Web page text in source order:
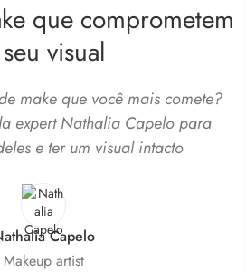
que comprometem
visual
make que você mais comete?
expert Nathalia Capelo para
e ter um visual intacto
Capelo
Makeup artist